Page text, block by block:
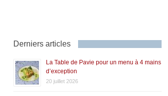
Derniers articles
La Table de Pavie pour un menu à 4 mains
d’exception
20 juillet 2026